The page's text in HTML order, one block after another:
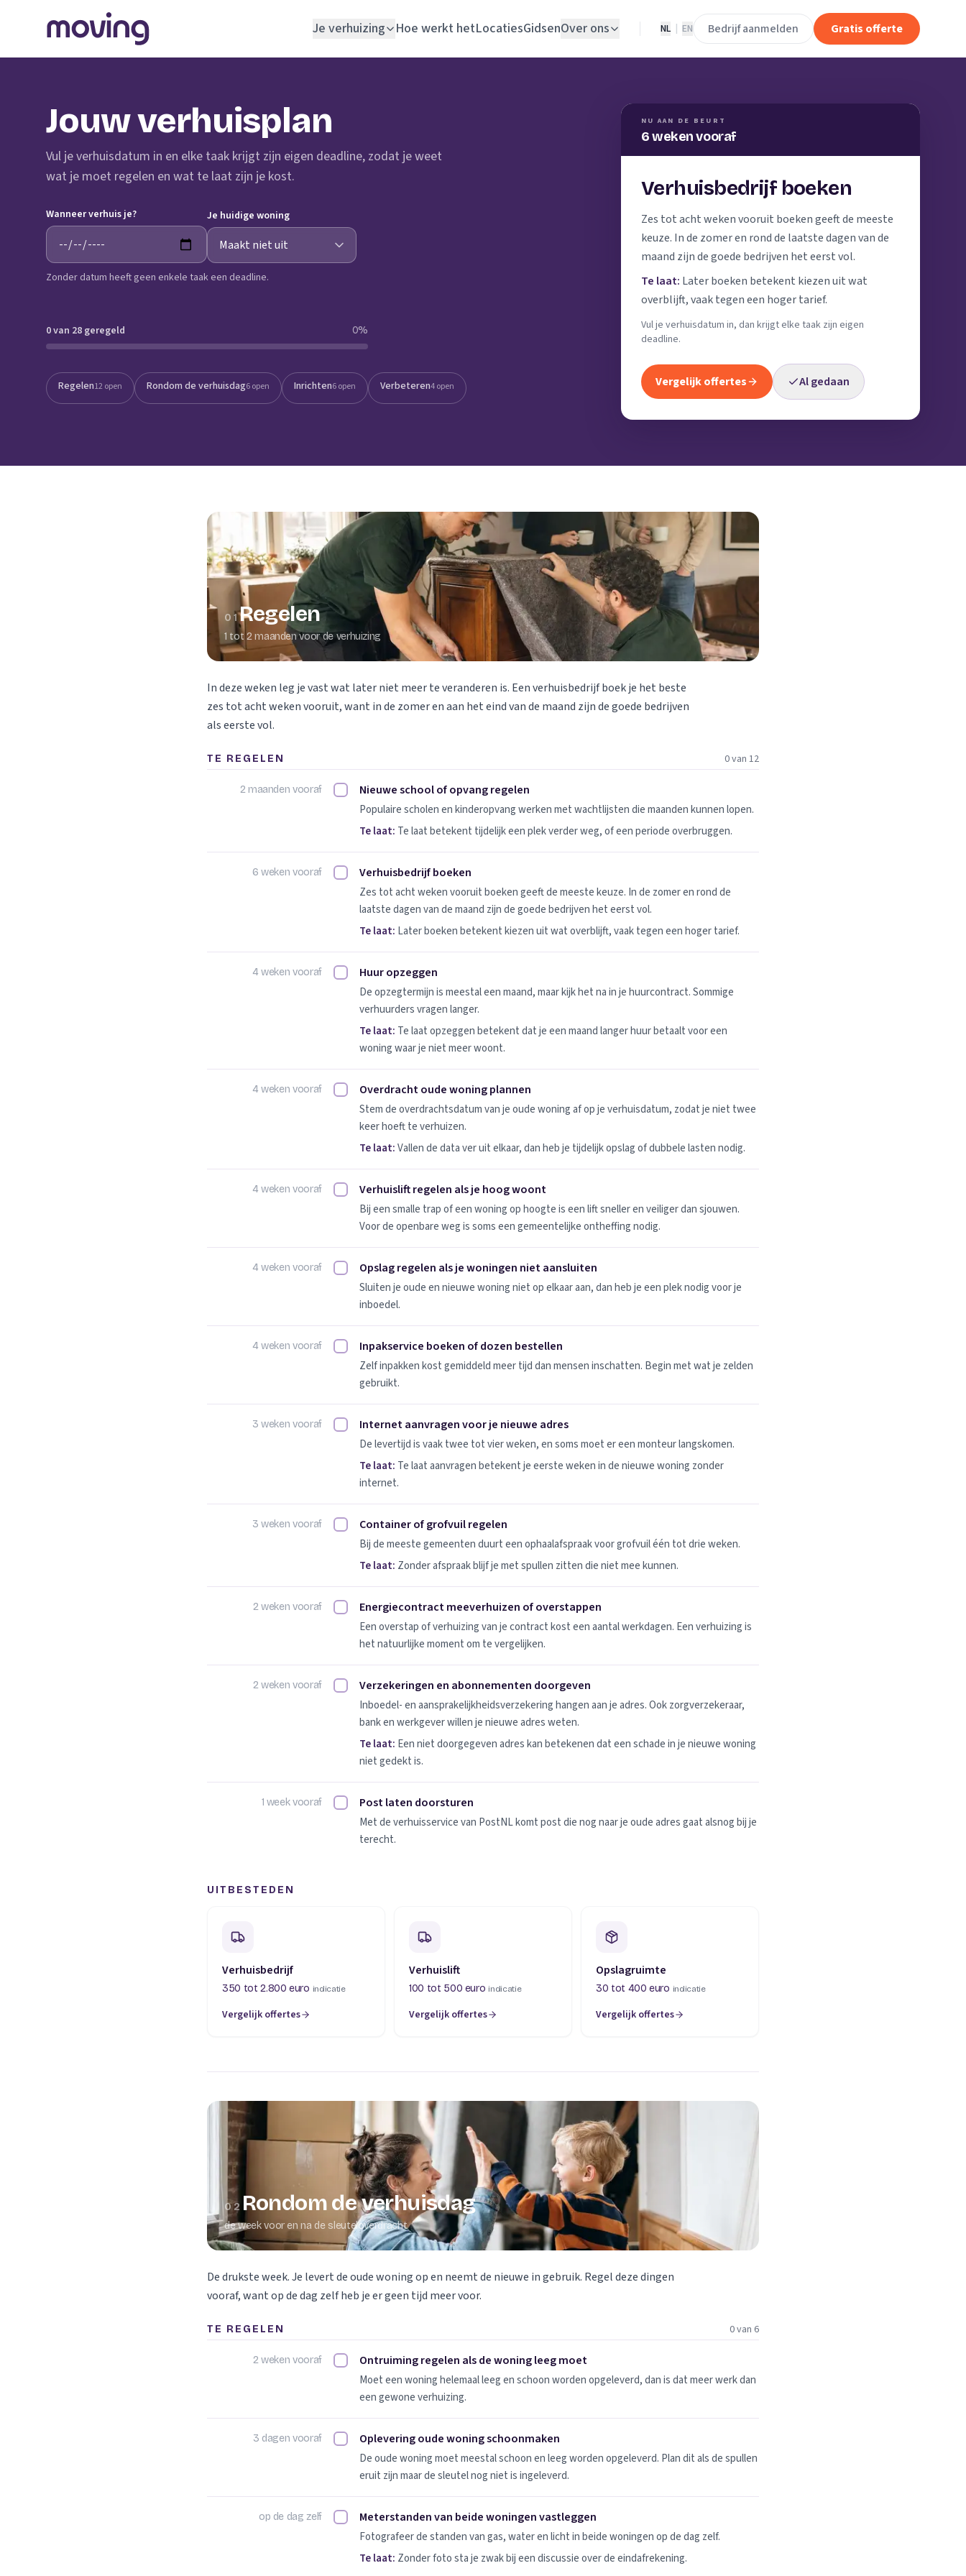
Je verhuizing
Opslagruimte
Schoonmaakbedrijf
Schildersbedrijf
Klusjesman
Loodgieter
Slotenmaker
Hoe werkt hetLocatiesGidsenOver ons NL EN Bedrijf aanmelden Gratis offerte
Jouw verhuisplan
Vul je verhuisdatum in en elke taak krijgt zijn eigen deadline, zodat je weet
wat je moet regelen en wat te laat zijn je kost.
Wanneer verhuis je? Je huidige woning
Zonder datum heeft geen enkele taak een deadline.
NU AAN DE BEURT
6 weken vooraf
Verhuisbedrijf boeken
Zes tot acht weken vooruit boeken geeft de meeste
keuze. In de zomer en rond de laatste dagen van de
maand zijn de goede bedrijven het eerst vol.
Te laat: Later boeken betekent kiezen uit wat
overblijft, vaak tegen een hoger tarief.
Vul je verhuisdatum in, dan krijgt elke taak zijn eigen
deadline.
Vergelijk offertes Al gedaan
0 van 28 geregeld 0%
Regelen12 open Rondom de verhuisdag6 open Inrichten6 open Verbeteren4 open
01Regelen
1 tot 2 maanden voor de verhuizing
In deze weken leg je vast wat later niet meer te veranderen is. Een verhuisbedrijf boek je het beste
zes tot acht weken vooruit, want in de zomer en aan het eind van de maand zijn de goede bedrijven
als eerste vol.
TE REGELEN 0 van 12
2 maanden vooraf Nieuwe school of opvang regelen afvinken
Nieuwe school of opvang regelen
Populaire scholen en kinderopvang werken met wachtlijsten die maanden kunnen lopen.
Te laat: Te laat betekent tijdelijk een plek verder weg, of een periode overbruggen.
6 weken vooraf Verhuisbedrijf boeken afvinken
Verhuisbedrijf boeken
Zes tot acht weken vooruit boeken geeft de meeste keuze. In de zomer en rond de
laatste dagen van de maand zijn de goede bedrijven het eerst vol.
Te laat: Later boeken betekent kiezen uit wat overblijft, vaak tegen een hoger tarief.
4 weken vooraf Huur opzeggen afvinken
Huur opzeggen
De opzegtermijn is meestal een maand, maar kijk het na in je huurcontract. Sommige
verhuurders vragen langer.
Te laat: Te laat opzeggen betekent dat je een maand langer huur betaalt voor een
woning waar je niet meer woont.
4 weken vooraf Overdracht oude woning plannen afvinken
Overdracht oude woning plannen
Stem de overdrachtsdatum van je oude woning af op je verhuisdatum, zodat je niet twee
keer hoeft te verhuizen.
Te laat:Vallen de data ver uit elkaar, dan heb je tijdelijk opslag of dubbele lasten nodig.
4 weken vooraf Verhuislift regelen als je hoog woont afvinken
Verhuislift regelen als je hoog woont
Bij een smalle trap of een woning op hoogte is een lift sneller en veiliger dan sjouwen.
Voor de openbare weg is soms een gemeentelijke ontheffing nodig.
4 weken vooraf Opslag regelen als je woningen niet aansluiten afvinken
Opslag regelen als je woningen niet aansluiten
Sluiten je oude en nieuwe woning niet op elkaar aan, dan heb je een plek nodig voor je
inboedel.
4 weken vooraf Inpakservice boeken of dozen bestellen afvinken
Inpakservice boeken of dozen bestellen
Zelf inpakken kost gemiddeld meer tijd dan mensen inschatten. Begin met wat je zelden
gebruikt.
3 weken vooraf Internet aanvragen voor je nieuwe adres afvinken
Internet aanvragen voor je nieuwe adres
De levertijd is vaak twee tot vier weken, en soms moet er een monteur langskomen.
Te laat: Te laat aanvragen betekent je eerste weken in de nieuwe woning zonder
internet.
3 weken vooraf Container of grofvuil regelen afvinken
Container of grofvuil regelen
Bij de meeste gemeenten duurt een ophaalafspraak voor grofvuil één tot drie weken.
Te laat: Zonder afspraak blijf je met spullen zitten die niet mee kunnen.
2 weken vooraf Energiecontract meeverhuizen of overstappen afvinken
Energiecontract meeverhuizen of overstappen
Een overstap of verhuizing van je contract kost een aantal werkdagen. Een verhuizing is
het natuurlijke moment om te vergelijken.
2 weken vooraf Verzekeringen en abonnementen doorgeven afvinken
Verzekeringen en abonnementen doorgeven
Inboedel- en aansprakelijkheidsverzekering hangen aan je adres. Ook zorgverzekeraar,
bank en werkgever willen je nieuwe adres weten.
Te laat: Een niet doorgegeven adres kan betekenen dat een schade in je nieuwe woning
niet gedekt is.
1 week vooraf Post laten doorsturen afvinken
Post laten doorsturen
Met de verhuisservice van PostNL komt post die nog naar je oude adres gaat alsnog bij je
terecht.
UITBESTEDEN
Verhuisbedrijf
350 tot 2.800 euro indicatie
Vergelijk offertes
(opent in een nieuw tabblad)
Verhuislift
100 tot 500 euro indicatie
Vergelijk offertes
(opent in een nieuw tabblad)
Opslagruimte
30 tot 400 euro indicatie
Vergelijk offertes
(opent in een nieuw tabblad)
02 Rondom de verhuisdag
de week voor en na de sleuteloverdracht
De drukste week. Je levert de oude woning op en neemt de nieuwe in gebruik. Regel deze dingen
vooraf, want op de dag zelf heb je er geen tijd meer voor.
TE REGELEN 0 van 6
2 weken vooraf Ontruiming regelen als de woning leeg moet afvinken
Ontruiming regelen als de woning leeg moet
Moet een woning helemaal leeg en schoon worden opgeleverd, dan is dat meer werk dan
een gewone verhuizing.
3 dagen vooraf Oplevering oude woning schoonmaken afvinken
Oplevering oude woning schoonmaken
De oude woning moet meestal schoon en leeg worden opgeleverd. Plan dit als de spullen
eruit zijn maar de sleutel nog niet is ingeleverd.
op de dag zelf Meterstanden van beide woningen vastleggen afvinken
Meterstanden van beide woningen vastleggen
Fotografeer de standen van gas, water en licht in beide woningen op de dag zelf.
Te laat: Zonder foto sta je zwak bij een discussie over de eindafrekening.